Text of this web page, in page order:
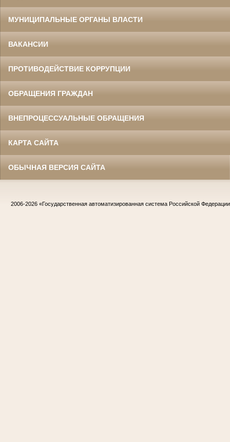
МУНИЦИПАЛЬНЫЕ ОРГАНЫ ВЛАСТИ
ВАКАНСИИ
ПРОТИВОДЕЙСТВИЕ КОРРУПЦИИ
ОБРАЩЕНИЯ ГРАЖДАН
ВНЕПРОЦЕССУАЛЬНЫЕ ОБРАЩЕНИЯ
КАРТА САЙТА
ОБЫЧНАЯ ВЕРСИЯ САЙТА
2006-2026 «Государственная автоматизированная система Российской